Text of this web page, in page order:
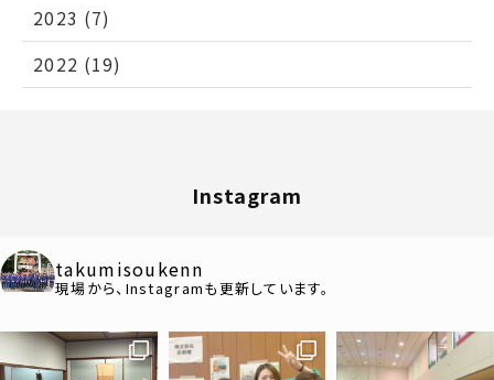
2023 (7)
2022 (19)
Instagram
takumisoukenn
現場から、Instagramも更新しています。